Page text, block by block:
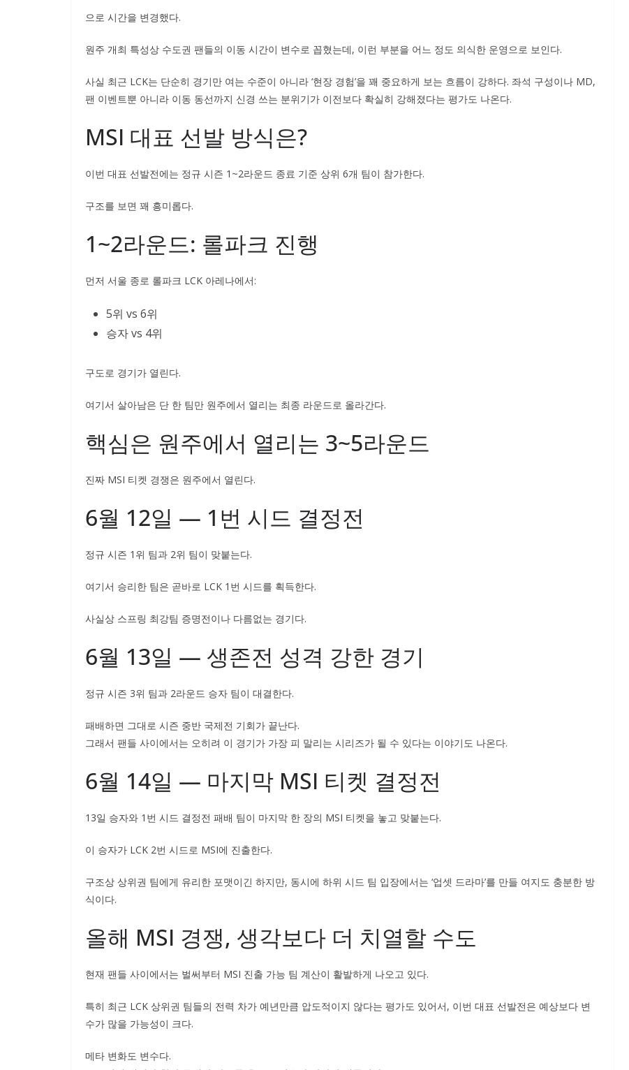
으로 시간을 변경했다.
원주 개최 특성상 수도권 팬들의 이동 시간이 변수로 꼽혔는데, 이런 부분을 어느 정도 의식한 운영으로 보인다.
사실 최근 LCK는 단순히 경기만 여는 수준이 아니라 ‘현장 경험’을 꽤 중요하게 보는 흐름이 강하다. 좌석 구성이나 MD,
팬 이벤트뿐 아니라 이동 동선까지 신경 쓰는 분위기가 이전보다 확실히 강해졌다는 평가도 나온다.
MSI 대표 선발 방식은?
이번 대표 선발전에는 정규 시즌 1~2라운드 종료 기준 상위 6개 팀이 참가한다.
구조를 보면 꽤 흥미롭다.
1~2라운드: 롤파크 진행
먼저 서울 종로 롤파크 LCK 아레나에서:
5위 vs 6위
승자 vs 4위
구도로 경기가 열린다.
여기서 살아남은 단 한 팀만 원주에서 열리는 최종 라운드로 올라간다.
핵심은 원주에서 열리는 3~5라운드
진짜 MSI 티켓 경쟁은 원주에서 열린다.
6월 12일 — 1번 시드 결정전
정규 시즌 1위 팀과 2위 팀이 맞붙는다.
여기서 승리한 팀은 곧바로 LCK 1번 시드를 획득한다.
사실상 스프링 최강팀 증명전이나 다름없는 경기다.
6월 13일 — 생존전 성격 강한 경기
정규 시즌 3위 팀과 2라운드 승자 팀이 대결한다.
패배하면 그대로 시즌 중반 국제전 기회가 끝난다.
그래서 팬들 사이에서는 오히려 이 경기가 가장 피 말리는 시리즈가 될 수 있다는 이야기도 나온다.
6월 14일 — 마지막 MSI 티켓 결정전
13일 승자와 1번 시드 결정전 패배 팀이 마지막 한 장의 MSI 티켓을 놓고 맞붙는다.
이 승자가 LCK 2번 시드로 MSI에 진출한다.
구조상 상위권 팀에게 유리한 포맷이긴 하지만, 동시에 하위 시드 팀 입장에서는 ‘업셋 드라마’를 만들 여지도 충분한 방
식이다.
올해 MSI 경쟁, 생각보다 더 치열할 수도
현재 팬들 사이에서는 벌써부터 MSI 진출 가능 팀 계산이 활발하게 나오고 있다.
특히 최근 LCK 상위권 팀들의 전력 차가 예년만큼 압도적이지 않다는 평가도 있어서, 이번 대표 선발전은 예상보다 변
수가 많을 가능성이 크다.
메타 변화도 변수다.